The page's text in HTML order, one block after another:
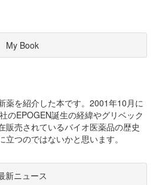
My Book
薬を紹介した本です。2001年10月に
のEPOGEN誕生の経緯やグリベック
販売されているバイオ医薬品の歴史
つのではないかと思います。
新ニュース